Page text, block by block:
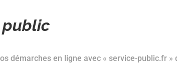
public
démarches en ligne avec « service-public.fr